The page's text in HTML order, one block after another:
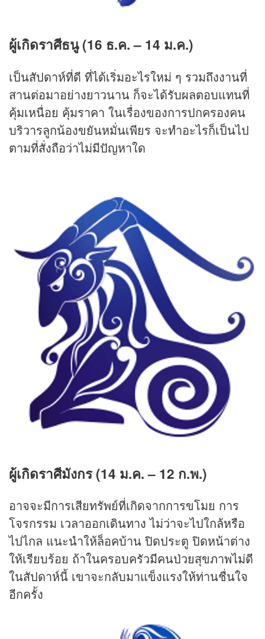
ผู้เกิดราศีธนู (16 ธ.ค. – 14 ม.ค.)
เป็นสัปดาห์ที่ดี ที่ได้เริ่มอะไรใหม่ ๆ รวมถึงงานที่
สานต่อมาอย่างยาวนาน ก็จะได้รับผลตอบแทนที่
คุ้มเหนื่อย คุ้มราคา ในเรื่องของการปกครองคน
บริวารลูกน้องขยันหมั่นเพียร จะทำอะไรก็เป็นไป
ตามที่สั่งถือว่าไม่มีปัญหาใด
ผู้เกิดราศีมังกร (14 ม.ค. – 12 ก.พ.)
อาจจะมีการเสียทรัพย์ที่เกิดจากการขโมย การ
โจรกรรม เวลาออกเดินทาง ไม่ว่าจะไปใกล้หรือ
ไปไกล แนะนำให้ล็อคบ้าน ปิดประตู ปิดหน้าต่าง
ให้เรียบร้อย ถ้าในครอบครัวมีคนป่วยสุขภาพไม่ดี
ในสัปดาห์นี้ เขาจะกลับมาแข็งแรงให้ท่านชื่นใจ
อีกครั้ง